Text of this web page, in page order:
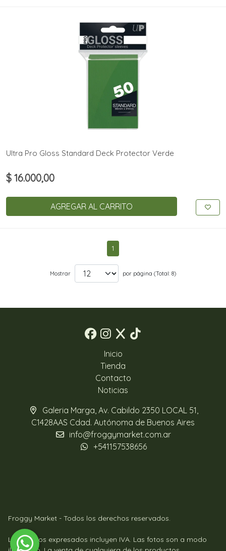
Ultra Pro Gloss Standard Deck Protector Verde
$ 16.000,00
AGREGAR AL CARRITO
1
Mostrar por página (Total: 8)
Inicio
Tienda
Contacto
Noticias
Galeria Marga, Av. Cabildo 2350 LOCAL 51,
C1428AAS Cdad. Autónoma de Buenos Aires
info@froggymarket.com.ar
+541157538656
Froggy Market - Todos los derechos reservados.
Los precios expresados incluyen IVA. Las fotos son a modo